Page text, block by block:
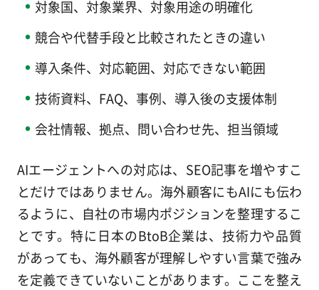
対象国、対象業界、対象用途の明確化
競合や代替手段と比較されたときの違い
導入条件、対応範囲、対応できない範囲
技術資料、FAQ、事例、導入後の支援体制
会社情報、拠点、問い合わせ先、担当領域
AIエージェントへの対応は、SEO記事を増やすこ
とだけではありません。海外顧客にもAIにも伝わ
るように、自社の市場内ポジションを整理するこ
とです。特に日本のBtoB企業は、技術力や品質
があっても、海外顧客が理解しやすい言葉で強み
を定義できていないことがあります。ここを整え